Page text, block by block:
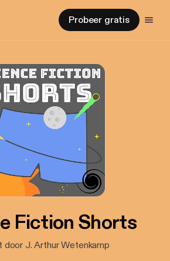
Probeer gratis
Fiction Shorts
door J. Arthur Wetenkamp